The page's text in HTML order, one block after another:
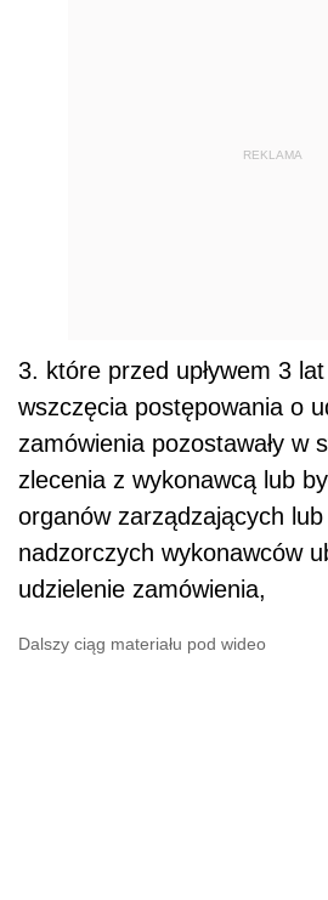
REKLAMA
3. które przed upływem 3
wszczęcia postępowania o
zamówienia pozostawały w
zlecenia z wykonawcą lub
organów zarządzających
nadzorczych wykonawców
udzielenie zamówienia,
Dalszy ciąg materiału pod wideo